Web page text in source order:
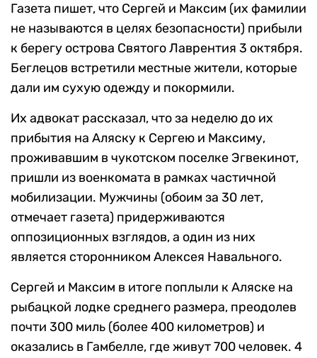
Газета пишет, что Сергей и Максим (их фамилии
не называются в целях безопасности) прибыли
к берегу острова Святого Лаврентия 3 октября.
Беглецов встретили местные жители, которые
дали им сухую одежду и покормили.
Их адвокат рассказал, что за неделю до их
прибытия на Аляску к Сергею и Максиму,
проживавшим в чукотском поселке Эгвекинот,
пришли из военкомата в рамках частичной
мобилизации. Мужчины (обоим за 30 лет,
отмечает газета) придерживаются
оппозиционных взглядов, а один из них
является сторонником Алексея Навального.
Сергей и Максим в итоге поплыли к Аляске на
рыбацкой лодке среднего размера, преодолев
почти 300 миль (более 400 километров) и
оказались в Гамбелле, где живут 700 человек. 4